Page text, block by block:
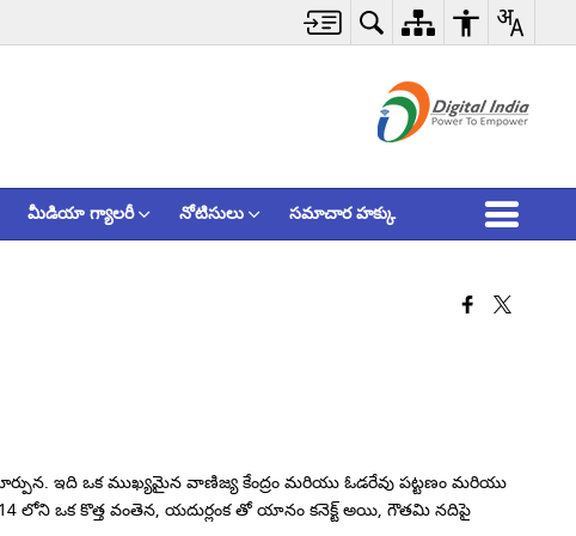
మీడియా గ్యాలరీ నోటిసులు సమాచార హక్కు
ఇది ఒక ముఖ్యమైన వాణిజ్య కేంద్రం మరియు ఓడరేవు పట్టణం మరియు
లోని ఒక కొత్త వంతెన, యదుర్లంక తో యానం కనెక్ట్ అయి, గౌతమి నదిపై